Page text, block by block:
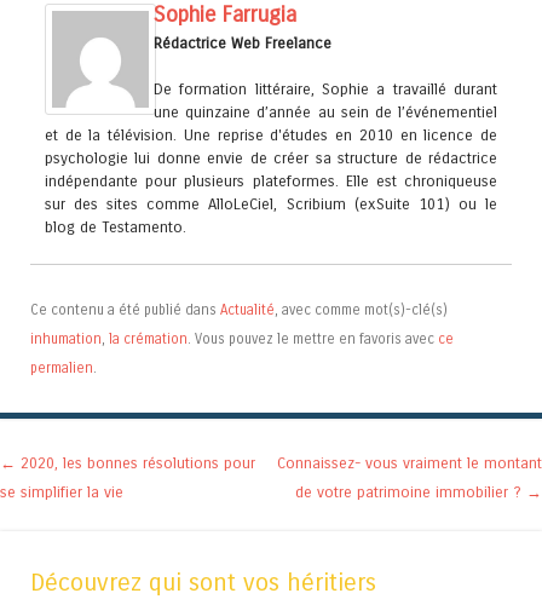
Sophie Farrugia
Rédactrice Web Freelance
De formation littéraire, Sophie a travaillé durant
une quinzaine d’année au sein de l’événementiel
et de la télévision. Une reprise d'études en 2010 en licence de
psychologie lui donne envie de créer sa structure de rédactrice
indépendante pour plusieurs plateformes. Elle est chroniqueuse
sur des sites comme AlloLeCiel, Scribium (exSuite 101) ou le
blog de Testamento.
Ce contenu a été publié dans Actualité, avec comme mot(s)-clé(s)
inhumation, la crémation. Vous pouvez le mettre en favoris avec ce
permalien.
Navigation des articles
← 2020, les bonnes résolutions pour
se simplifier la vie
Connaissez- vous vraiment le montant
de votre patrimoine immobilier ? →
Découvrez qui sont vos héritiers